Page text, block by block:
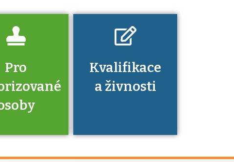
Pro
Kvalifikace
a živnosti